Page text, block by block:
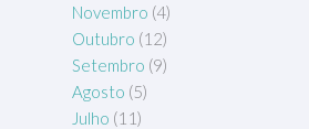
Novembro (4)
Outubro (12)
Setembro (9)
Agosto (5)
Julho (11)